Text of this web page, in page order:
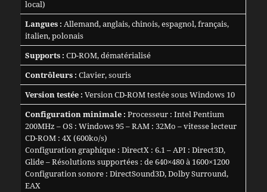
local)
Langues : Allemand, anglais, chinois, espagnol, français,
italien, polonais
Supports : CD-ROM, dématérialisé
Contrôleurs : Clavier, souris
Version testée : Version CD-ROM testée sous Windows 10
Configuration minimale : Processeur : Intel Pentium
200MHz – OS : Windows 95 – RAM : 32Mo – vitesse lecteur
CD-ROM : 4X (600ko/s)
Configuration graphique : DirectX : 6.1 – API : Direct3D,
Glide – Résolutions supportées : de 640×480 à 1600×1200
Configuration sonore : DirectSound3D, Dolby Surround,
EAX